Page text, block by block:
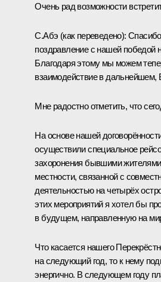
Очень рад возможности
С.Абэ (как переведено):
поздравление с нашей победой
Благодаря этому мы можем
взаимодействие в дальнейшем,
Мне радостно отметить, что
На основе нашей
осуществили специальное
захоронения бывшими
местности, связанной с
деятельностью на четырёх
этих мероприятий я хотел бы
в будущем, направленную на
Что касается нашего
на следующий год, то к нему
энергично. В следующем году